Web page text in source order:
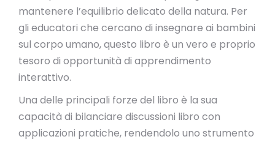
mantenere l’equilibrio delicato della natura. Per
gli educatori che cercano di insegnare ai bambini
sul corpo umano, questo libro è un vero e proprio
tesoro di opportunità di apprendimento
interattivo.
Una delle principali forze del libro è la sua
capacità di bilanciare discussioni libro con
applicazioni pratiche, rendendolo uno strumento